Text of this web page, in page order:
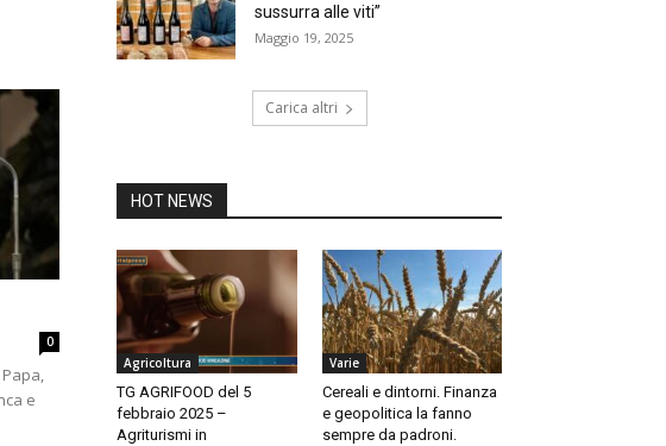
0
e
sussurra alle viti”
Maggio 19, 2025
Carica altri
HOT NEWS
Agricoltura
TG AGRIFOOD del 5
febbraio 2025 –
Agriturismi in
Varie
Cereali e dintorni. Finanza
e geopolitica la fanno
sempre da padroni.